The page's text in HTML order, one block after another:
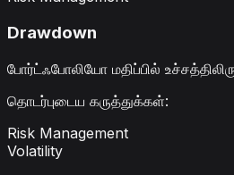
Drawdown
போர்ட்ஃபோலியோ மதிப்பில்
தொடர்புடைய கருத்துக்கள்:
Risk Management
Volatility